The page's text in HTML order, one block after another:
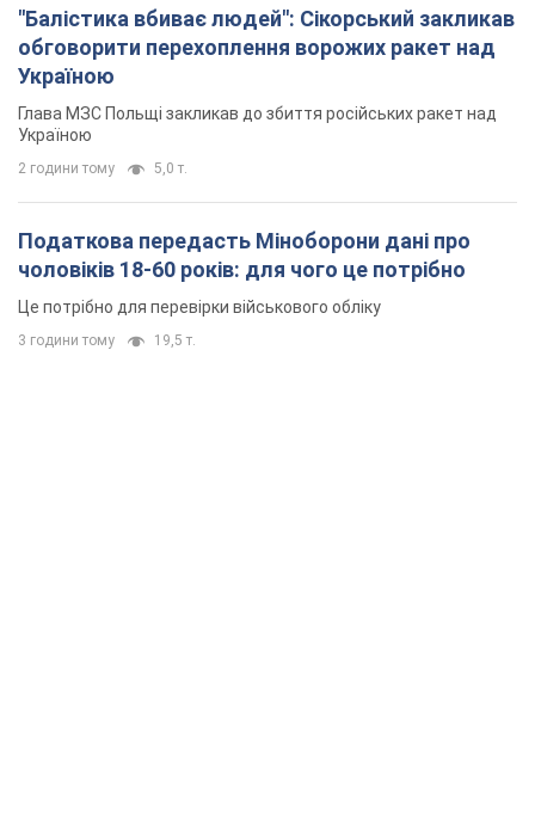
"Балістика вбиває людей": Сікорський закликав
обговорити перехоплення ворожих ракет над
Україною
Глава МЗС Польщі закликав до збиття російських ракет над
Україною
2 години тому 5,0 т.
Податкова передасть Міноборони дані про
чоловіків 18-60 років: для чого це потрібно
Це потрібно для перевірки військового обліку
3 години тому 19,5 т.